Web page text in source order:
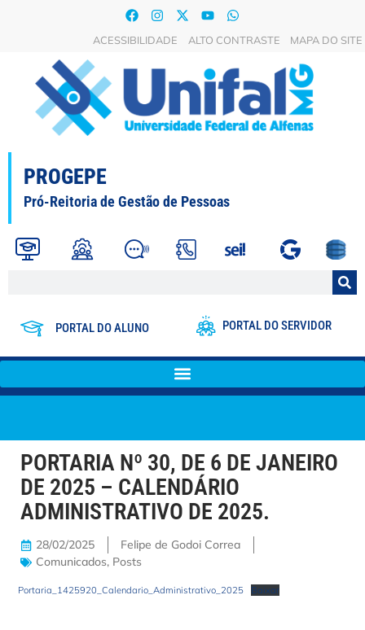
ACESSIBILIDADE ALTO CONTRASTE MAPA DO SITE
PROGEPE
Pró-Reitoria de Gestão de Pessoas
PORTAL DO ALUNO PORTAL DO SERVIDOR
PORTARIA Nº 30, DE 6 DE JANEIRO
DE 2025 – CALENDÁRIO
ADMINISTRATIVO DE 2025.
28/02/2025
Felipe de Godoi Correa
Comunicados, Posts
Portaria_1425920_Calendario_Administrativo_2025 Baixar